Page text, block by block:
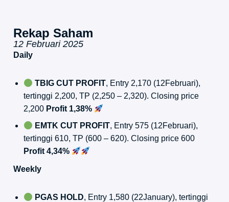
Rekap Saham
12 Februari 2025
Daily
TBIG CUT PROFIT, Entry 2,170 (12Februari),
tertinggi 2,200, TP (2,250 – 2,320). Closing price
2,200 Profit 1,38%
EMTK CUT PROFIT, Entry 575 (12Februari),
tertinggi 610, TP (600 – 620). Closing price 600
Profit 4,34%
Weekly
PGAS HOLD, Entry 1,580 (22January), tertinggi